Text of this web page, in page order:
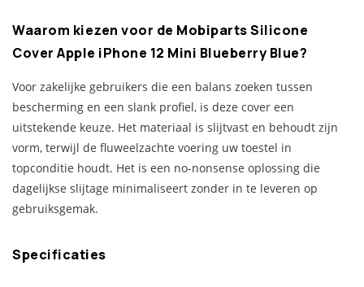
Waarom kiezen voor de Mobiparts Silicone
Cover Apple iPhone 12 Mini Blueberry Blue?
Voor zakelijke gebruikers die een balans zoeken tussen
bescherming en een slank profiel, is deze cover een
uitstekende keuze. Het materiaal is slijtvast en behoudt zijn
vorm, terwijl de fluweelzachte voering uw toestel in
topconditie houdt. Het is een no-nonsense oplossing die
dagelijkse slijtage minimaliseert zonder in te leveren op
gebruiksgemak.
Specificaties